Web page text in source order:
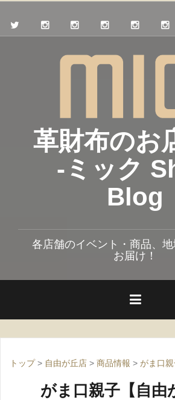
革財布のお
-ミック
Blog
各店舗のイベント・商品、
お届け！
トップ> 自由が丘店 > 商品情報 > がま口親
がま口親子【自由